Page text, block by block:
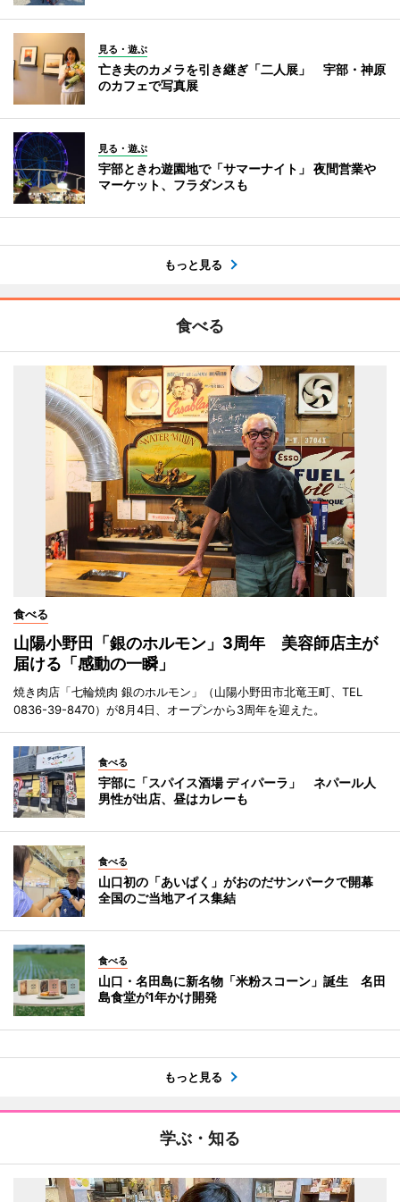
見る・遊ぶ
亡き夫のカメラを引き継ぎ「二人展」 宇部・神原
のカフェで写真展
見る・遊ぶ
宇部ときわ遊園地で「サマーナイト」 夜間営業や
マーケット、フラダンスも
もっと見る
食べる
食べる
山陽小野田「銀のホルモン」3周年 美容師店主が
届ける「感動の一瞬」
焼き肉店「七輪焼肉 銀のホルモン」（山陽小野田市北竜王町、TEL
0836-39-8470）が8月4日、オープンから3周年を迎えた。
食べる
宇部に「スパイス酒場 ディパーラ」 ネパール人
男性が出店、昼はカレーも
食べる
山口初の「あいぱく」がおのだサンパークで開幕
全国のご当地アイス集結
食べる
山口・名田島に新名物「米粉スコーン」誕生 名田
島食堂が1年かけ開発
もっと見る
学ぶ・知る